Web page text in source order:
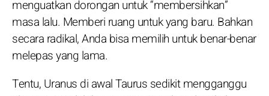
menguatkan dorongan untuk “membersihkan”
masa lalu. Memberi ruang untuk yang baru. Bahkan
secara radikal, Anda bisa memilih untuk benar-benar
melepas yang lama.
Tentu, Uranus di awal Taurus sedikit mengganggu